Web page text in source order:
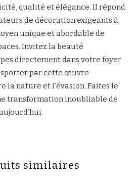
qualité et élégance. Il répond
de décoration exigeants à
unique et abordable de
Invitez la beauté
directement dans votre foyer
par cette œuvre
la nature et l’évasion. Faites le
transformation inoubliable de
similaires